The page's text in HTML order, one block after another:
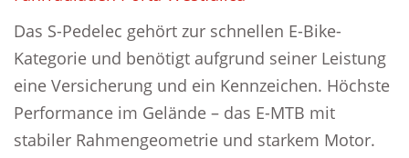
Das S-Pedelec gehört zur schnellen E-Bike-
Kategorie und benötigt aufgrund seiner Leistung
eine Versicherung und ein Kennzeichen. Höchste
Performance im Gelände – das E-MTB mit
stabiler Rahmengeometrie und starkem Motor.